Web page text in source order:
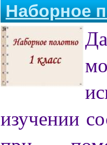
Наборное
изучении